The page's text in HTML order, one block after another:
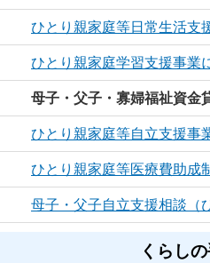
ひとり親家庭等日常生活支
ひとり親家庭学習支援事業
母子・父子・寡婦福祉資金
ひとり親家庭等自立支援事
ひとり親家庭等医療費助成
母子・父子自立支援相談（
くらし